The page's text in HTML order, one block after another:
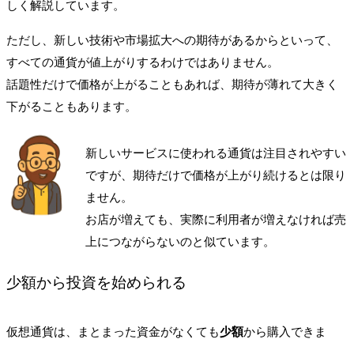
しく解説しています。
ただし、新しい技術や市場拡大への期待があるからといって、
すべての通貨が値上がりするわけではありません。
話題性だけで価格が上がることもあれば、期待が薄れて大きく
下がることもあります。
新しいサービスに使われる通貨は注目されやすい
ですが、期待だけで価格が上がり続けるとは限り
ません。
お店が増えても、実際に利用者が増えなければ売
上につながらないのと似ています。
少額から投資を始められる
仮想通貨は、まとまった資金がなくても少額から購入できま